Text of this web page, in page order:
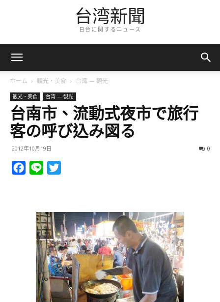
台湾新聞
日台に関するニュース
ホーム 観光・美食 台湾 — 観光
観光・美食 台湾 — 観光
台南市、流動式夜市で旅行
客の呼び込み図る
2012年10月19日 0
Facebook
Line